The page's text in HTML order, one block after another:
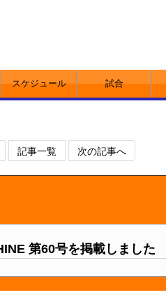
スケジュール 試合
記事一覧 次の記事へ
第60号を掲載しました